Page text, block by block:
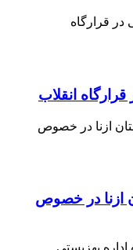
انقلاب
ازنا در خصوص